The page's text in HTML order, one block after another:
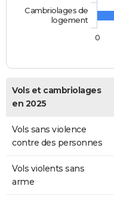
Cambriolages de
logement
0
Vols et cambriolages
en 2025
Vols sans violence
contre des personnes
Vols violents sans
arme